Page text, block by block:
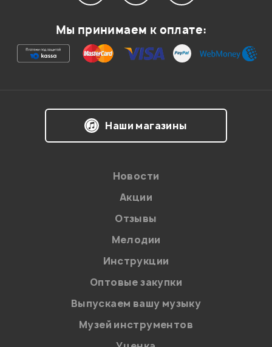
Ваша оценка:
на обработку персональных данных в
Политикой в отношении обработки
персональных данных.
Введите проверочное число:
Мы принимаем к оплате:
Наши магазины
Новости
Акции
Отзывы
Мелодии
Инструкции
Оптовые закупки
Выпускаем вашу музыку
Музей инструментов